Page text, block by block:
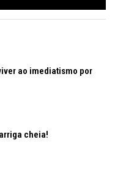
ao imediatismo por
cheia!